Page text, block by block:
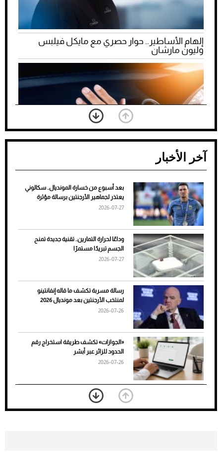
إلهام الأساطير.. حوار حصري مع مايكل فيلبس
وليون مارشان
ضعف تبريد مكيف السيارة عند الوقوف.. أشهر
الأسباب والحلول
7 نصائح لاختيار لون البنطلون المناسب للقميص
الأسود
آخر الأخبار
بعد أسبوع من خسارة المونديال.. سكالوني
يعتذر لجماهير الأرجنتين برسالة مؤثرة
2026-07-27
وداعًا لحرارة التمارين.. تقنية جديدة تمنح
الجسم تبريدًا مستمرًا
2026-07-27
رسالة مسربة تكشف ما قاله إنفانتينو
لمنتخب الأرجنتين بعد مونديال 2026
2026-07-26
«الجوازات» تكشف طريقة استخراج رقم
الحدود للزائر عبر أبشر
2026-07-26
بعد 7 أشهر من تعرضه لحادث مروع.. جوشوا
يفوز على برينغا بـ"الضربة القاضية" (فيديو)